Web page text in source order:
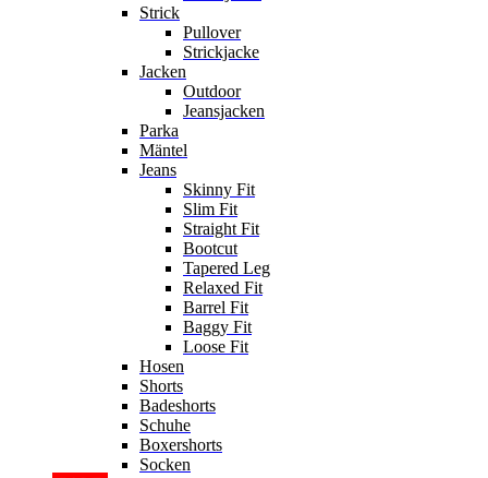
Strick
Pullover
Strickjacke
Jacken
Outdoor
Jeansjacken
Parka
Mäntel
Jeans
Skinny Fit
Slim Fit
Straight Fit
Bootcut
Tapered Leg
Relaxed Fit
Barrel Fit
Baggy Fit
Loose Fit
Hosen
Shorts
Badeshorts
Schuhe
Boxershorts
Socken